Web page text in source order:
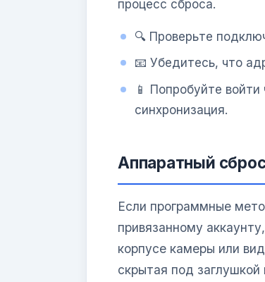
процесс сброса.
🔍 Проверьте
📧 Убедитесь, что
📱 Попробуйте
синхронизация.
Аппаратный
Если программные
привязанному
корпусе камеры или
скрытая под